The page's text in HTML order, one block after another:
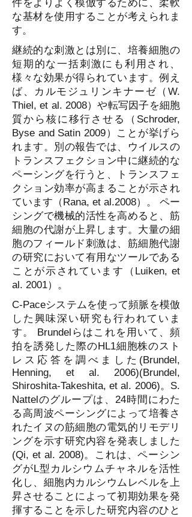
件をよりよく模倣するために、柔軟
な基材を使用することが考えられま
す。
継続的な刺激とは別に、培養細胞の
短期的な一括刺激にも利用され、
様々な効果が得られています。例え
ば、カルモジュリンキナーゼ（W.
Thiel, et al. 2008）や転写因子を細胞
質から核に移行させる（Schroder,
Byse and Satin 2009）ことが挙げら
れます。別の報告では、ウイルスの
トランスフェクション中に継続的な
ペーシングを行うと、トランスフェ
クション効率が高まることが示され
ています（Rana, et al.2008）。 ペー
シングで機械的活性を高めると、筋
細胞の代謝が上昇します。大量の細
胞のフィールド刺激は、筋細胞代謝
の研究において有用なツールである
ことが示されています（Luiken, et
al. 2001）。
C-Paceシステムを使って頻脈を模倣
した興味深い研究も行われていま
す。 Brundelらはこれを用いて、頻
拍を誘発した際のHL1細胞株のスト
レス応答を調べました(Brundel,
Henning, et al. 2006)(Brundel,
Shiroshita-Takeshita, et al. 2006)。S.
Nattelのグループは、24時間にわた
る高周波ペーシングによって培養さ
れたイヌの筋細胞の電気的リモデリ
ングを示す研究内容を発表しました
(Qi, et al. 2008)。これは、ペーシン
グがL型カルシウムチャネルを活性
化し、細胞内カルシウムレベルを上
昇させることによって初期効果を発
揮することを示した研究内容のひと